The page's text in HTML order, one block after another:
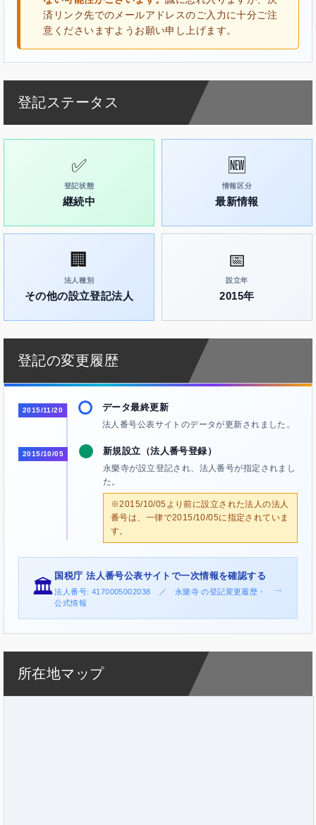
済リンク先でのメールアドレスのご入力に十分ご注
意くださいますようお願い申し上げます。
登記ステータス
✅
登記状態
継続中
🆕
情報区分
最新情報
🏢
法人種別
その他の設立登記法人
📅
設立年
2015年
登記の変更履歴
2015/11/20 データ最終更新
法人番号公表サイトのデータが更新されました。
2015/10/05 新規設立（法人番号登録）
永樂寺が設立登記され、法人番号が指定されまし
た。
※2015/10/05より前に設立された法人の法人
番号は、一律で2015/10/05に指定されていま
す。
🏛️
国税庁 法人番号公表サイトで一次情報を確認する
法人番号: 4170005002038 ／ 永樂寺 の登記変更履歴・
公式情報
→
所在地マップ